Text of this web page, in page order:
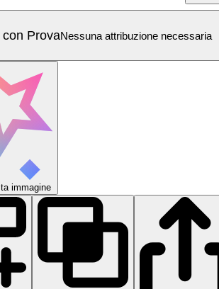
ProvaNessuna attribuzione necessaria
immagine